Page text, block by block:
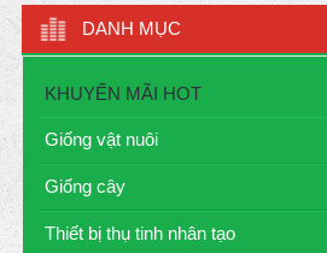
DANH MỤC
KHUYẾN MÃI HOT
Giống vật nuôi
Giống cây
Thiết bị thụ tinh nhân tạo